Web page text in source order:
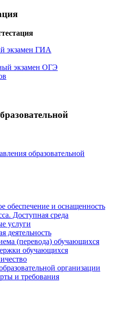
экзамен ГИА
экзамен ОГЭ
образовательной
обеспечение и оснащенность
Доступная среда
услуги
деятельность
(перевода) обучающихся
обучающихся
организации
и требования